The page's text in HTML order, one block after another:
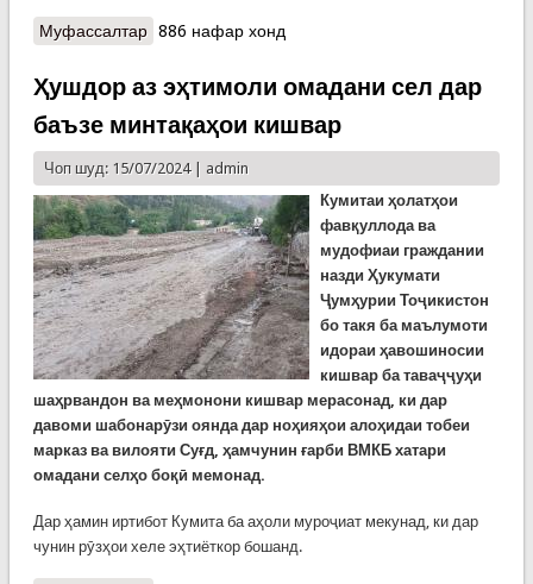
Муфассалтаро Идома корҳои рафъи паёмадҳои офати табиӣ
886 нафар хонд
Ҳушдор аз эҳтимоли омадани сел дар
баъзе минтақаҳои кишвар
Чоп шуд: 15/07/2024 | admin
Кумитаи ҳолатҳои
фавқуллода ва
мудофиаи граждании
назди Ҳукумати
Ҷумҳурии Тоҷикистон
бо такя ба маълумоти
идораи ҳавошиносии
кишвар ба таваҷҷуҳи
шаҳрвандон ва меҳмонони кишвар мерасонад, ки дар
давоми шабонарӯзи оянда дар ноҳияҳои алоҳидаи тобеи
марказ ва вилояти Суғд, ҳамчунин ғарби ВМКБ хатари
омадани селҳо боқӣ мемонад.
Дар ҳамин иртибот Кумита ба аҳоли муроҷиат мекунад, ки дар
чунин рӯзҳои хеле эҳтиёткор бошанд.